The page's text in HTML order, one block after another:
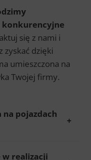
się z nami i
zyskać dzięki
umieszczona na
Twojej firmy.
pojazdach
w realizacji